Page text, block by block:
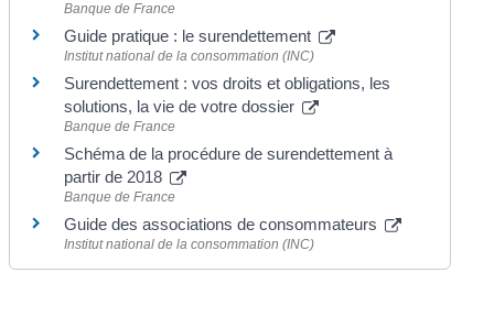
Banque de France
Guide pratique : le surendettement
Institut national de la consommation (INC)
Surendettement : vos droits et obligations, les
solutions, la vie de votre dossier
Banque de France
Schéma de la procédure de surendettement à
partir de 2018
Banque de France
Guide des associations de consommateurs
Institut national de la consommation (INC)